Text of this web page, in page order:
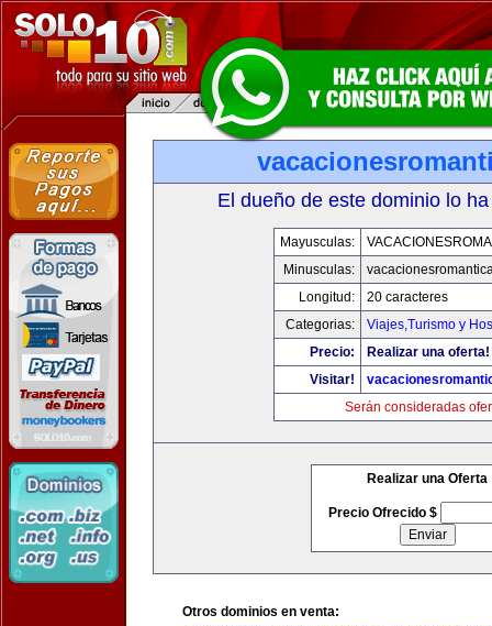
El dueño de este dominio lo
Mayusculas:
Minusculas:
Longitud:
20 caracteres
Categorias:
Viajes,Turismo y
Precio:
Realizar una oferta!
Visitar!
Serán consideradas
Realizar una Oferta
Precio Ofrecido $
Otros dominios en venta: